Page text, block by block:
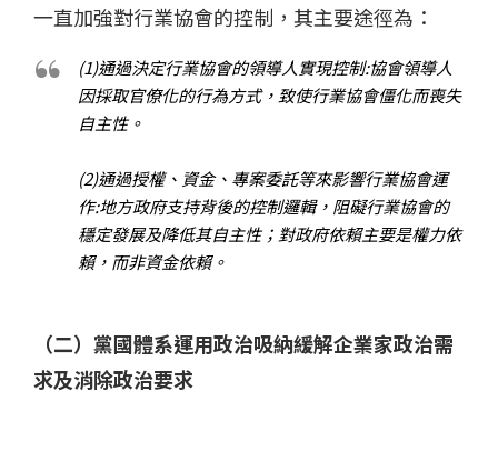
一直加強對行業協會的控制，其主要途徑為：
(1)通過決定行業協會的領導人實現控制:協會領導人
因採取官僚化的行為方式，致使行業協會僵化而喪失
自主性。
(2)通過授權、資金、專案委託等來影響行業協會運
作:地方政府支持背後的控制邏輯，阻礙行業協會的
穩定發展及降低其自主性；對政府依賴主要是權力依
賴，而非資金依賴。
（二）黨國體系運用政治吸納緩解企業家政治需
求及消除政治要求